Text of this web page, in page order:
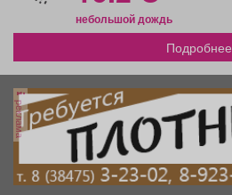
небольшой дождь
Подробнее
реклама